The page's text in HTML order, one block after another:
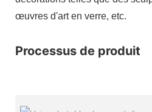
œuvres d'art en verre, etc.
Processus de produit